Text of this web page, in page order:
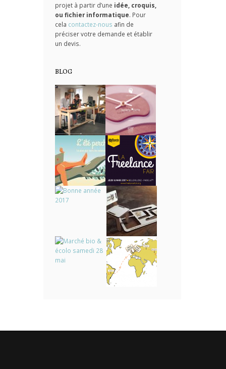
projet à partir d’une idée, croquis,
ou fichier informatique. Pour
cela contactez-nous afin de
préciser votre demande et établir
un devis.
BLOG